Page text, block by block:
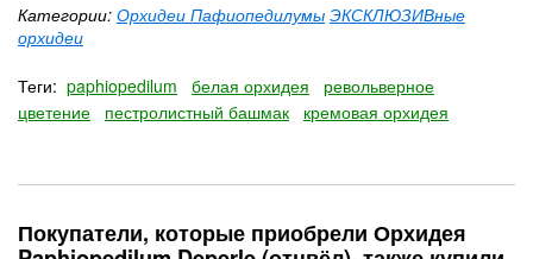
Категории: Орхидеи Пафиопедилумы ЭКСКЛЮЗИВные
орхидеи
Теги: paphiopedilum белая орхидея
револьверное
цветение
пестролистный башмак кремовая орхидея
Покупатели, которые приобрели Орхидея